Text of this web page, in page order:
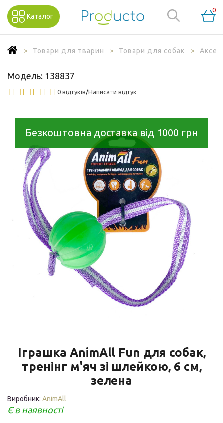
Каталог
0
Товари для тварин Товари для собак
Модель: 138837
0 відгуків/Написати відгук
Безкоштовна доставка від 1000 грн
Іграшка AnimAll Fun для собак,
тренінг м'яч зі шлейкою, 6 см,
зелена
Виробник: AnimAll
Є в наявності